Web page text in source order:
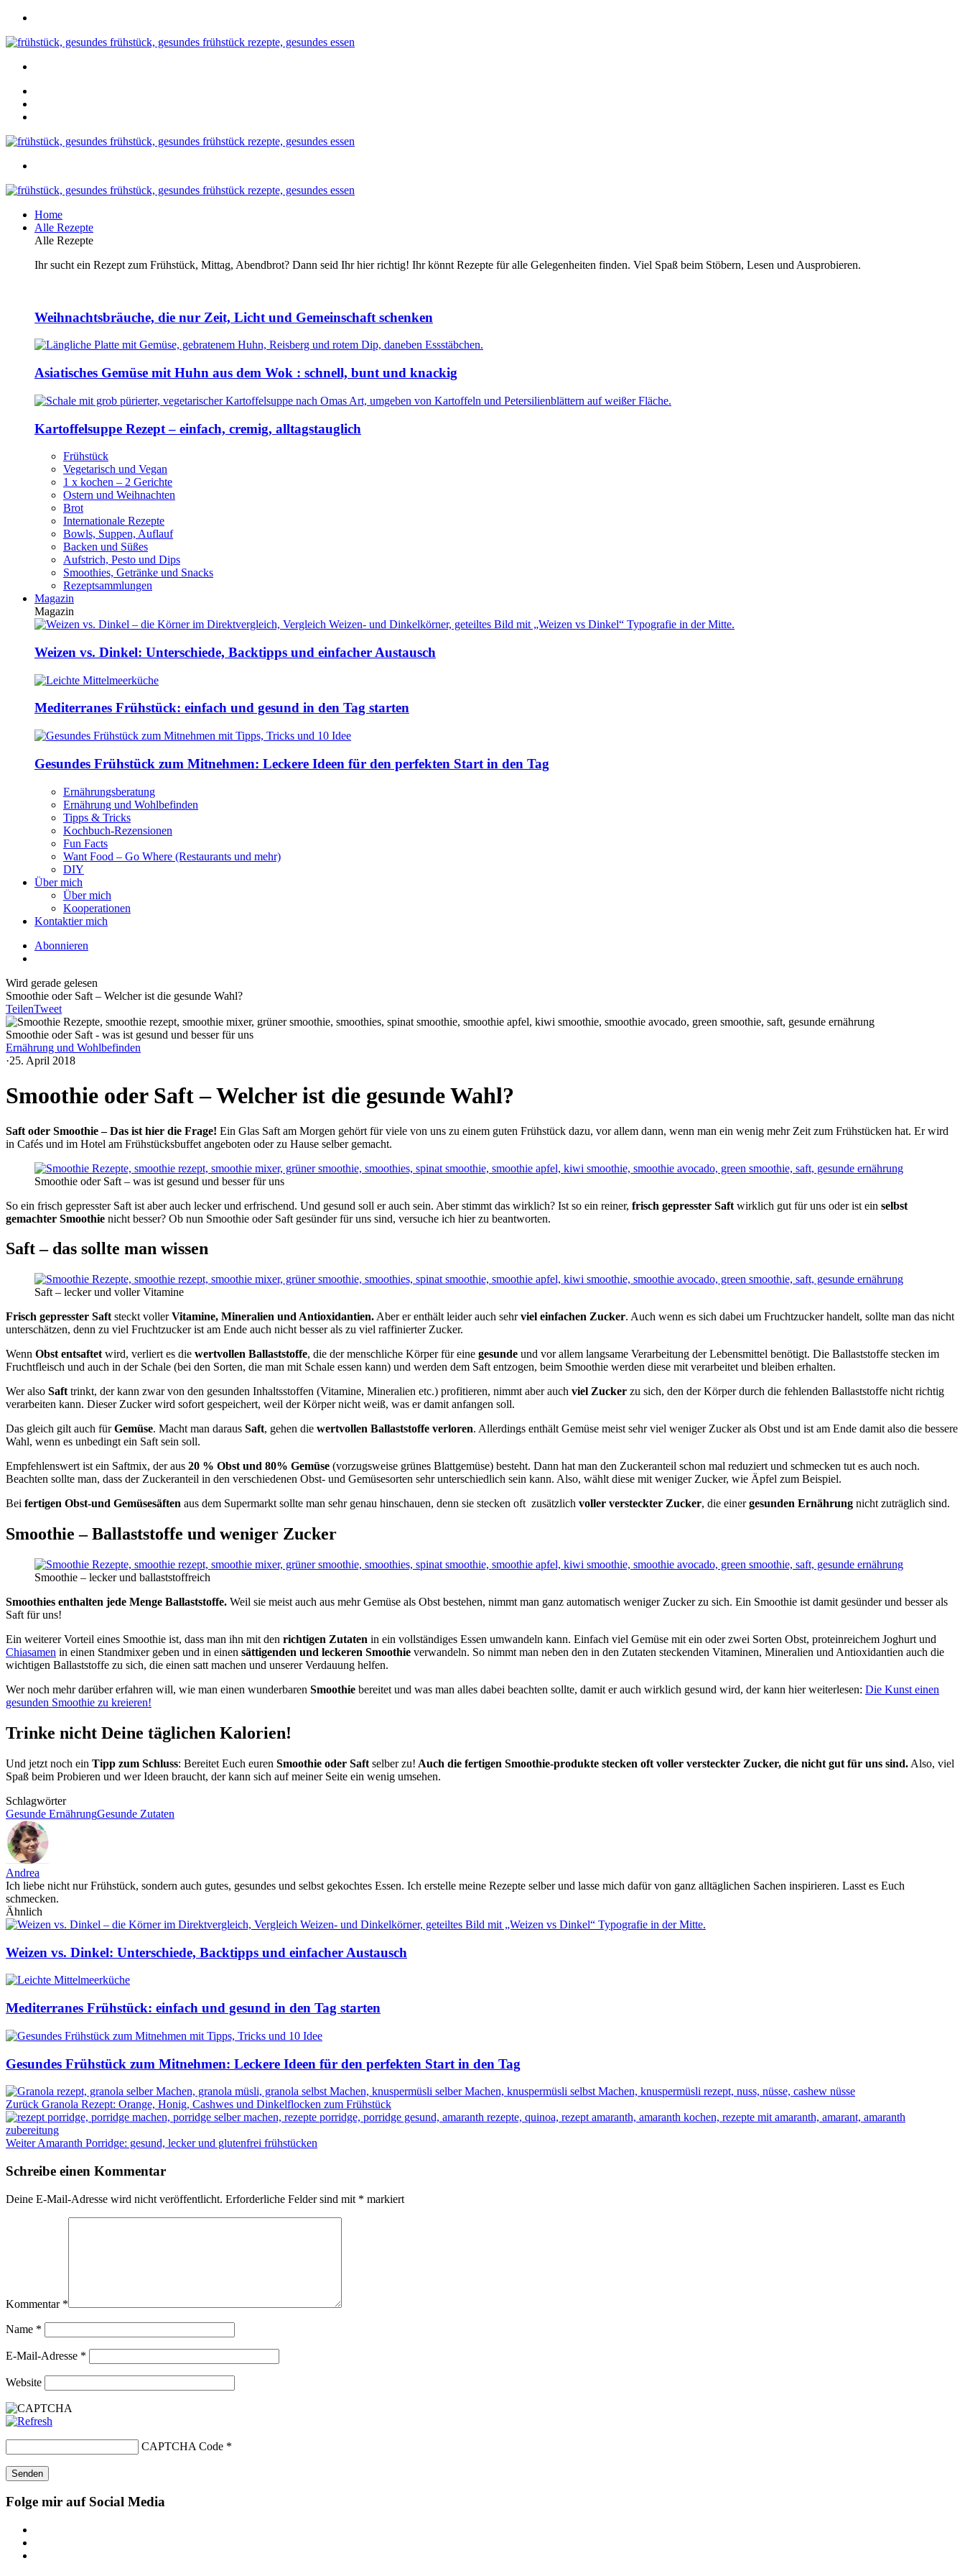
Home
Alle Rezepte
Alle Rezepte
Ihr sucht ein Rezept zum Frühstück, Mittag, Abendbrot? Dann seid Ihr hier richtig! Ihr könnt Rezepte für alle Gelegenheiten finden. Viel Spaß beim Stöbern, Lesen und Ausprobieren.
Weihnachtsbräuche, die nur Zeit, Licht und Gemeinschaft schenken
Asiatisches Gemüse mit Huhn aus dem Wok : schnell, bunt und knackig
Kartoffelsuppe Rezept – einfach, cremig, alltagstauglich
Frühstück
Vegetarisch und Vegan
1 x kochen – 2 Gerichte
Ostern und Weihnachten
Brot
Internationale Rezepte
Bowls, Suppen, Auflauf
Backen und Süßes
Aufstrich, Pesto und Dips
Smoothies, Getränke und Snacks
Rezeptsammlungen
Magazin
Magazin
Weizen vs. Dinkel: Unterschiede, Backtipps und einfacher Austausch
Mediterranes Frühstück: einfach und gesund in den Tag starten
Gesundes Frühstück zum Mitnehmen: Leckere Ideen für den perfekten Start in den Tag
Ernährungsberatung
Ernährung und Wohlbefinden
Tipps & Tricks
Kochbuch-Rezensionen
Fun Facts
Want Food – Go Where (Restaurants und mehr)
DIY
Über mich
Über mich
Kooperationen
Kontaktier mich
Abonnieren
Wird gerade gelesen
Smoothie oder Saft – Welcher ist die gesunde Wahl?
TeilenTweet
Smoothie oder Saft - was ist gesund und besser für uns
Ernährung und Wohlbefinden
·25. April 2018
Smoothie oder Saft – Welcher ist die gesunde Wahl?
Saft oder Smoothie – Das ist hier die Frage! Ein Glas Saft am Morgen gehört für viele von uns zu einem guten Frühstück dazu, vor allem dann, wenn man ein wenig mehr Zeit zum Frühstücken hat. Er wird
in Cafés und im Hotel am Frühstücksbuffet angeboten oder zu Hause selber gemacht.
Smoothie oder Saft – was ist gesund und besser für uns
So ein frisch gepresster Saft ist aber auch lecker und erfrischend. Und gesund soll er auch sein. Aber stimmt das wirklich? Ist so ein reiner, frisch gepresster Saft wirklich gut für uns oder ist ein selbst
gemachter Smoothie nicht besser? Ob nun Smoothie oder Saft gesünder für uns sind, versuche ich hier zu beantworten.
Saft – das sollte man wissen
Saft – lecker und voller Vitamine
Frisch gepresster Saft steckt vollerVitamine, Mineralien und Antioxidantien. Aber er enthält leider auch sehrviel einfachen Zucker. Auch wenn es sich dabei um Fruchtzucker handelt, sollte man das nicht
unterschätzen, denn zu viel Fruchtzucker ist am Ende auch nicht besser als zu viel raffinierter Zucker.
Wenn Obst entsaftet wird, verliert es die wertvollen Ballaststoffe, die der menschliche Körper für eine gesunde und vor allem langsame Verarbeitung der Lebensmittel benötigt. Die Ballaststoffe stecken im
Fruchtfleisch und auch in der Schale (bei den Sorten, die man mit Schale essen kann) und werden dem Saft entzogen, beim Smoothie werden diese mit verarbeitet und bleiben erhalten.
Wer also Saft trinkt, der kann zwar von den gesunden Inhaltsstoffen (Vitamine, Mineralien etc.) profitieren, nimmt aber auch viel Zucker zu sich, den der Körper durch die fehlenden Ballaststoffe nicht richtig
verarbeiten kann. Dieser Zucker wird sofort gespeichert, weil der Körper nicht weiß, was er damit anfangen soll.
Das gleich gilt auch fürGemüse. Macht man daraus Saft, gehen die wertvollen Ballaststoffe verloren. Allerdings enthält Gemüse meist sehr viel weniger Zucker als Obst und ist am Ende damit also die bessere
Wahl, wenn es unbedingt ein Saft sein soll.
Empfehlenswert ist ein Saftmix, der aus 20 % Obst und 80% Gemüse (vorzugsweise grünes Blattgemüse) besteht. Dann hat man den Zuckeranteil schon mal reduziert und schmecken tut es auch noch.
Beachten sollte man, dass der Zuckeranteil in den verschiedenen Obst- und Gemüsesorten sehr unterschiedlich sein kann. Also, wählt diese mit weniger Zucker, wie Äpfel zum Beispiel.
Bei fertigen Obst-und Gemüsesäften aus dem Supermarkt sollte man sehr genau hinschauen, denn sie stecken oft zusätzlich voller versteckter Zucker, die einergesunden Ernährung nicht zuträglich sind.
Smoothie – Ballaststoffe und weniger Zucker
Smoothie – lecker und ballaststoffreich
Smoothies enthalten jede Menge Ballaststoffe. Weil sie meist auch aus mehr Gemüse als Obst bestehen, nimmt man ganz automatisch weniger Zucker zu sich. Ein Smoothie ist damit gesünder und besser als
Saft für uns!
Ein weiterer Vorteil eines Smoothie ist, dass man ihn mit den richtigen Zutaten in ein vollständiges Essen umwandeln kann. Einfach viel Gemüse mit ein oder zwei Sorten Obst, proteinreichem Joghurt und
Chiasamen in einen Standmixer geben und in einen sättigenden und leckeren Smoothie verwandeln. So nimmt man neben den in den Zutaten steckenden Vitaminen, Mineralien und Antioxidantien auch die
wichtigen Ballaststoffe zu sich, die einen satt machen und unserer Verdauung helfen.
Wer noch mehr darüber erfahren will, wie man einen wunderbaren Smoothie bereitet und was man alles dabei beachten sollte, damit er auch wirklich gesund wird, der kann hier weiterlesen: Die Kunst einen
gesunden Smoothie zu kreieren!
Trinke nicht Deine täglichen Kalorien!
Und jetzt noch ein Tipp zum Schluss: Bereitet Euch euren Smoothie oder Saft selber zu! Auch die fertigen Smoothie-produkte stecken oft voller versteckter Zucker, die nicht gut für uns sind. Also, viel
Spaß beim Probieren und wer Ideen braucht, der kann sich auf meiner Seite ein wenig umsehen.
Schlagwörter
Gesunde ErnährungGesunde Zutaten
Andrea
Ich liebe nicht nur Frühstück, sondern auch gutes, gesundes und selbst gekochtes Essen. Ich erstelle meine Rezepte selber und lasse mich dafür von ganz alltäglichen Sachen inspirieren. Lasst es Euch
schmecken.
Ähnlich
Weizen vs. Dinkel: Unterschiede, Backtipps und einfacher Austausch
Mediterranes Frühstück: einfach und gesund in den Tag starten
Gesundes Frühstück zum Mitnehmen: Leckere Ideen für den perfekten Start in den Tag
Zurück Granola Rezept: Orange, Honig, Cashwes und Dinkelflocken zum Frühstück
WeiterAmaranth Porridge: gesund, lecker und glutenfrei frühstücken
Schreibe einen Kommentar
Deine E-Mail-Adresse wird nicht veröffentlicht. Erforderliche Felder sind mit * markiert
Kommentar *
Name *
E-Mail-Adresse *
Website
CAPTCHA Code *
Folge mir auf Social Media